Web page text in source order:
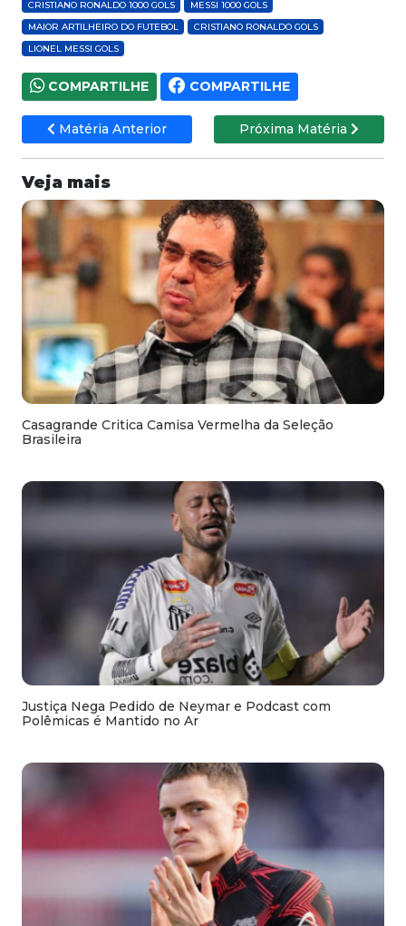
CRISTIANO RONALDO 1000 GOLS
MESSI 1000 GOLS
MAIOR ARTILHEIRO DO FUTEBOL
CRISTIANO RONALDO GOLS
LIONEL MESSI GOLS
COMPARTILHE COMPARTILHE
Matéria Anterior Próxima Matéria
Veja mais
Casagrande Critica Camisa Vermelha da Seleção
Brasileira
Justiça Nega Pedido de Neymar e Podcast com
Polêmicas é Mantido no Ar